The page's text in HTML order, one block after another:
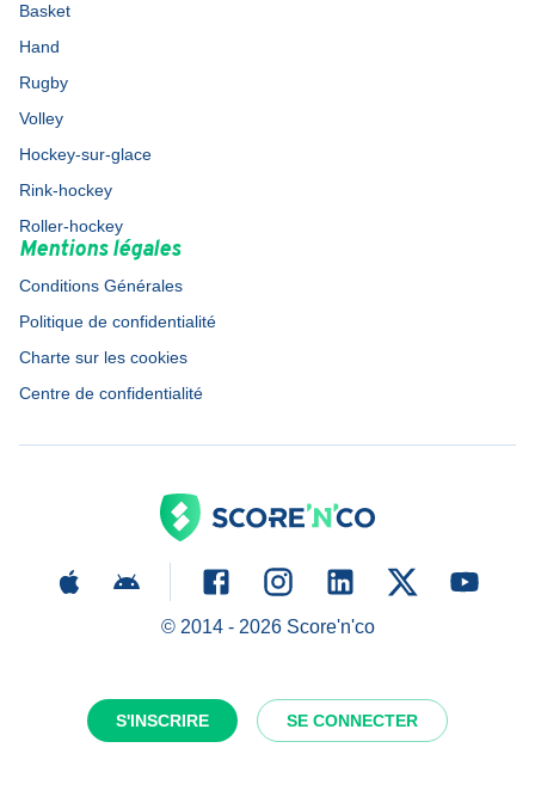
S'INSCRIRE SE CONNECTER
Basket
Hand
Rugby
Volley
Hockey-sur-glace
Rink-hockey
Roller-hockey
Mentions légales
Conditions Générales
Politique de confidentialité
Charte sur les cookies
Centre de confidentialité
© 2014 - 2026Score'n'co